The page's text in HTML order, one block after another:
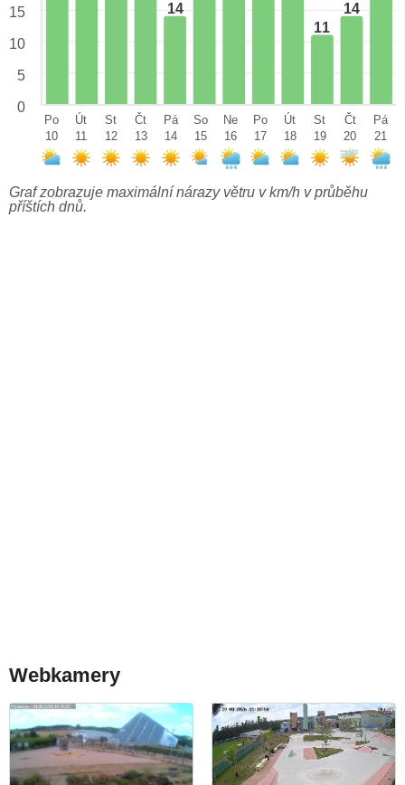
14
11
14
15
10
5
0
Po
10
Út
11
St
12
Čt
13
Pá
14
So
15
Ne
16
Po
17
Út
18
St
19
Čt
20
Pá
21
Graf zobrazuje maximální nárazy větru v km/h v průběhu
příštích dnů.
Webkamery